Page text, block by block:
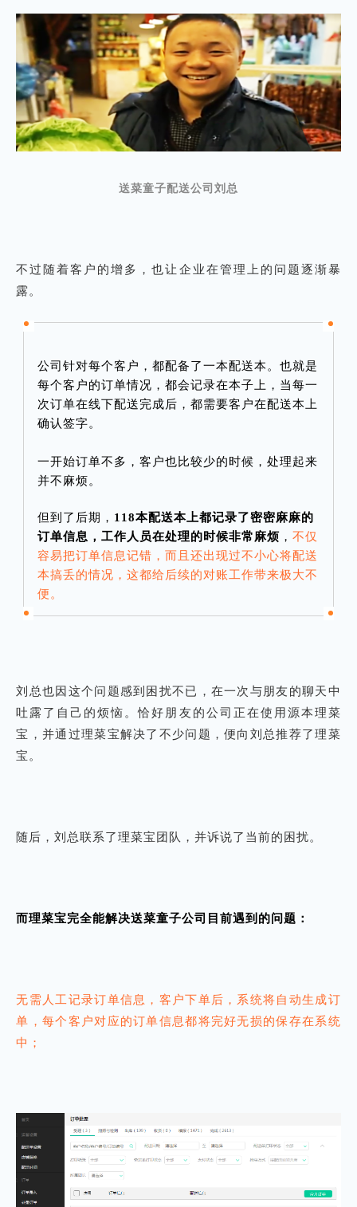
送菜童子配送公司刘总
不过随着客户的增多，也让企业在管理上的问题逐渐暴
露。
公司针对每个客户，都配备了一本配送本。也就是
每个客户的订单情况，都会记录在本子上，当每一
次订单在线下配送完成后，都需要客户在配送本上
确认签字。
一开始订单不多，客户也比较少的时候，处理起来
并不麻烦。
但到了后期， 118本配送本上都记录了密密麻麻的
订单信息，工作人员在处理的时候非常麻烦， 不仅
容易把订单信息记错，而且还出现过不小心将配送
本搞丢的情况，这都给后续的对账工作带来极大不
便。
刘总也因这个问题感到困扰不已，在一次与朋友的聊天中
吐露了自己的烦恼。恰好朋友的公司正在使用源本理菜
宝，并通过理菜宝解决了不少问题，便向刘总推荐了理菜
宝。
随后，刘总联系了理菜宝团队，并诉说了当前的困扰。
而理菜宝完全能解决送菜童子公司目前遇到的问题：
无需人工记录订单信息，客户下单后，系统将自动生成订
单，每个客户对应的订单信息都将完好无损的保存在系统
中；